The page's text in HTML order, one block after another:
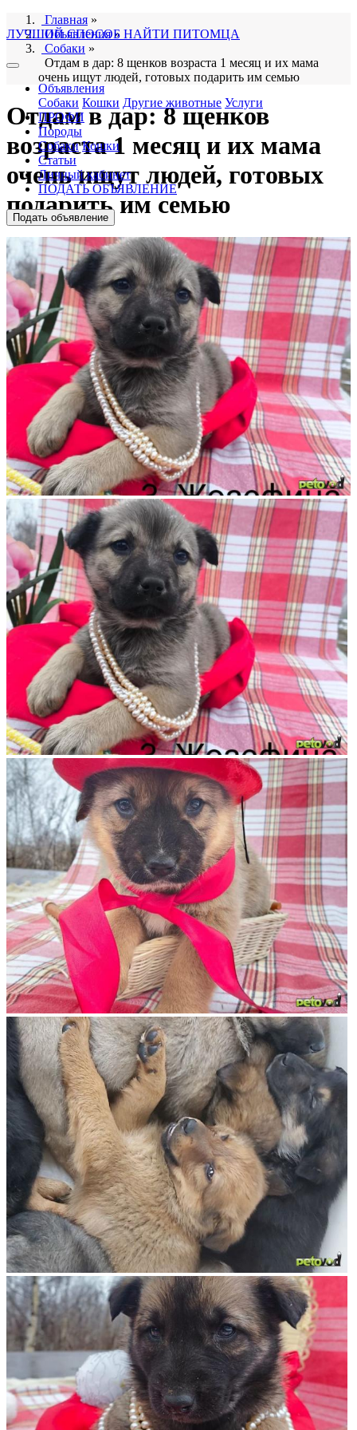
ЛУЧШИЙ СПОСОБ НАЙТИ ПИТОМЦА
Объявления
Собаки Кошки Другие животные Услуги
ПРОФИ
Породы
Собаки Кошки
Статьи
Личный кабинет
ПОДАТЬ ОБЪЯВЛЕНИЕ
Подать объявление
Главная »
Объявления»
Собаки »
Отдам в дар: 8 щенков возраста 1 месяц и их мама
очень ищут людей, готовых подарить им семью
Отдам в дар: 8 щенков
возраста 1 месяц и их мама
очень ищут людей, готовых
подарить им семью